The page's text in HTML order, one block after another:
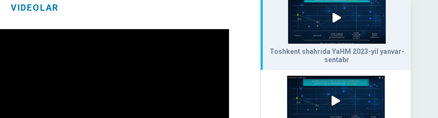
VIDEOLAR
Toshkent shahrida YaHM 2023-yil yanvar-
sentabr